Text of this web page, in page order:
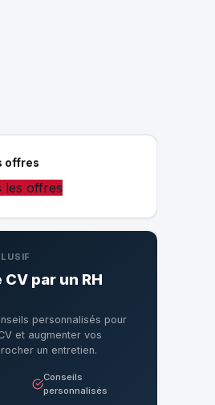
offres
les offres
par un RH
personnalisés pour
et augmenter vos
un entretien.
Conseils
personnalisés